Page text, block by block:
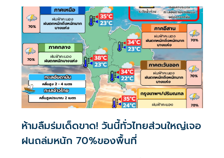
ห้ามลืมร่มเด็ดขาด! วันนี้ทั่วไทยส่วนใหญ่เจอ
ฝนถล่มหนัก 70%ของพื้นที่